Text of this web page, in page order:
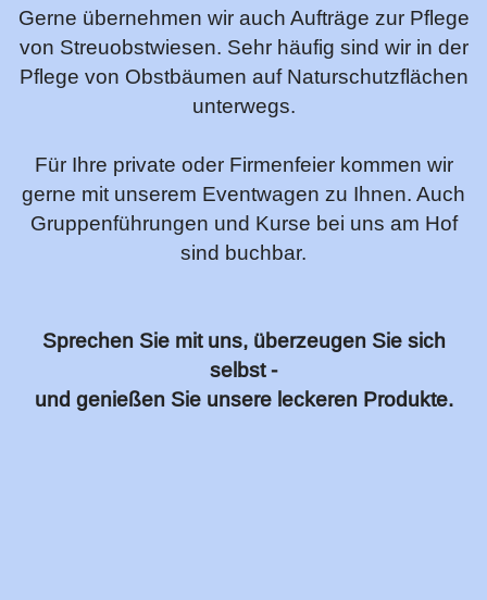
Gerne übernehmen wir auch Aufträge zur Pflege
von Streuobstwiesen. Sehr häufig sind wir in der
Pflege von Obstbäumen auf Naturschutzflächen
unterwegs.
Für Ihre private oder Firmenfeier kommen wir
gerne mit unserem Eventwagen zu Ihnen. Auch
Gruppenführungen und Kurse bei uns am Hof
sind buchbar.
Sprechen Sie mit uns, überzeugen Sie sich
selbst -
und genießen Sie unsere leckeren Produkte.